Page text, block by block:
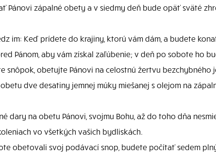
Pánovi zápalné obety a v siedmy deň bude opäť sväté
im: Keď prídete do krajiny, ktorú vám dám, a budete
Pánom, aby vám získal zaľúbenie; v deň po sobote ho
snôpok, obetujte Pánovi na celostnú žertvu bezchybného
dve desatiny jemnej múky miešanej s olejom na
dary na obetu Pánovi, svojmu Bohu, až do toho dňa
vo všetkých vašich bydliskách.
obetovali svoj podávací snop, budete počítať sedem